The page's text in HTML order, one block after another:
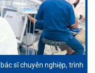
sĩ chuyên nghiệp, trình